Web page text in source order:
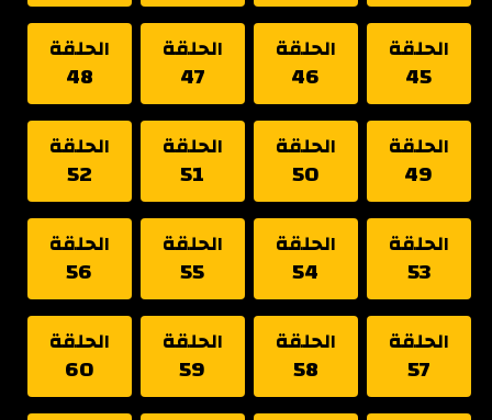
الحلقة
45
الحلقة
46
الحلقة
47
الحلقة
48
الحلقة
49
الحلقة
50
الحلقة
51
الحلقة
52
الحلقة
53
الحلقة
54
الحلقة
55
الحلقة
56
الحلقة
57
الحلقة
58
الحلقة
59
الحلقة
60